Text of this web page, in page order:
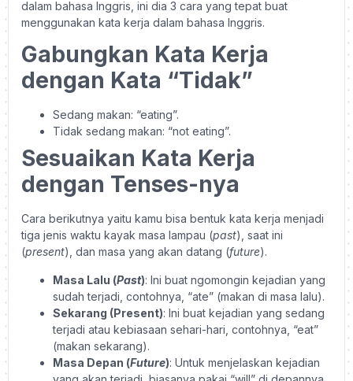
dalam bahasa Inggris, ini dia 3 cara yang tepat buat
menggunakan kata kerja dalam bahasa Inggris.
Gabungkan Kata Kerja
dengan Kata “Tidak”
Sedang makan: “eating”.
Tidak sedang makan: “not eating”.
Sesuaikan Kata Kerja
dengan Tenses-nya
Cara berikutnya yaitu kamu bisa bentuk kata kerja menjadi
tiga jenis waktu kayak masa lampau (past), saat ini
(present), dan masa yang akan datang (future).
Masa Lalu (Past): Ini buat ngomongin kejadian yang
sudah terjadi, contohnya, “ate” (makan di masa lalu).
Sekarang (Present): Ini buat kejadian yang sedang
terjadi atau kebiasaan sehari-hari, contohnya, “eat”
(makan sekarang).
Masa Depan (Future): Untuk menjelaskan kejadian